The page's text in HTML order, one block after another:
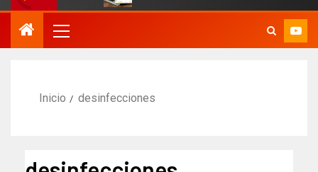
Inicio desinfecciones